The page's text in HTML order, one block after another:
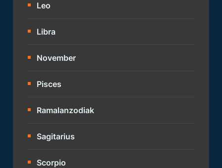
Leo
Libra
November
Pisces
Ramalanzodiak
Sagitarius
Scorpio